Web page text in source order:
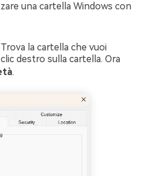
una cartella Windows con
la cartella che vuoi
destro sulla cartella. Ora
.